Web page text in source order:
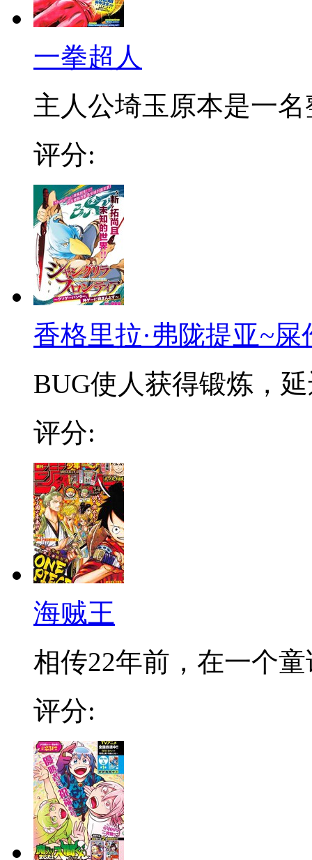
一拳超人
主人公埼玉原本是一名
评分:
香格里拉·弗陇提亚~
BUG使人获得锻炼，
评分:
海贼王
相传22年前，在一个
评分: